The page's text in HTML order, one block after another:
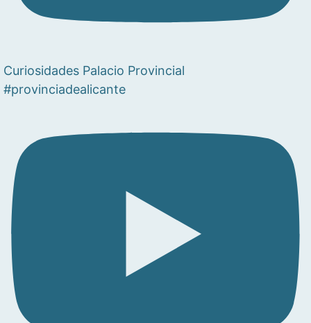
Curiosidades Palacio Provincial
#provinciadealicante